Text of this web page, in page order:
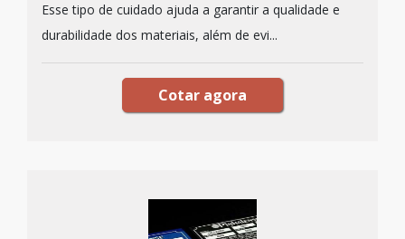
Esse tipo de cuidado ajuda a garantir a qualidade e
durabilidade dos materiais, além de evi...
Cotar agora